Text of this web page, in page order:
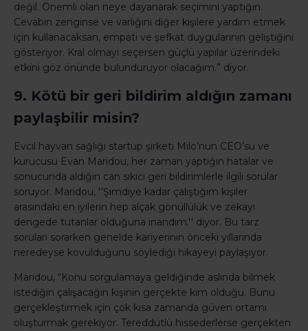
değil. Önemli olan neye dayanarak seçimini yaptığın.
Cevabın zenginse ve varlığını diğer kişilere yardım etmek
için kullanacaksan, empati ve şefkat duygularının geliştiğini
gösteriyor. Kral olmayı seçersen güçlü yapılar üzerindeki
etkini göz önünde bulunduruyor olacağım.” diyor.
9. Kötü bir geri bildirim aldığın zamanı
paylaşbilir misin?
Evcil hayvan sağlığı startup şirketi Milo’nun CEO’su ve
kurucusu Evan Maridou, her zaman yaptığın hatalar ve
sonucunda aldığın can sıkıcı geri bildirimlerle ilgili sorular
soruyor. Maridou, ''Şimdiye kadar çalıştığım kişiler
arasındaki en iyilerin hep alçak gönüllülük ve zekayı
dengede tutanlar olduğuna inandım.'' diyor. Bu tarz
soruları sorarken genelde kariyerinin önceki yıllarında
neredeyse kovulduğunu söylediği hikayeyi paylaşıyor.
Maridou, “Konu sorgulamaya geldiğinde aslında bilmek
istediğin çalışacağın kişinin gerçekte kim olduğu. Bunu
gerçekleştirmek için çok kısa zamanda güven ortamı
oluşturmak gerekiyor. Tereddütlü hissederlerse gerçekten